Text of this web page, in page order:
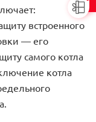
встроенного
— его
самого котла
котла